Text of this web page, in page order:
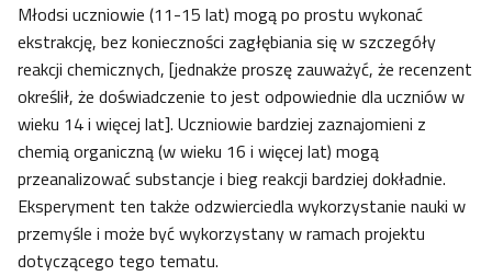
Młodsi uczniowie (11-15 lat) mogą po prostu wykonać
ekstrakcję, bez konieczności zagłębiania się w szczegóły
reakcji chemicznych, [jednakże proszę zauważyć, że recenzent
określił, że doświadczenie to jest odpowiednie dla uczniów w
wieku 14 i więcej lat]. Uczniowie bardziej zaznajomieni z
chemią organiczną (w wieku 16 i więcej lat) mogą
przeanalizować substancje i bieg reakcji bardziej dokładnie.
Eksperyment ten także odzwierciedla wykorzystanie nauki w
przemyśle i może być wykorzystany w ramach projektu
dotyczącego tego tematu.